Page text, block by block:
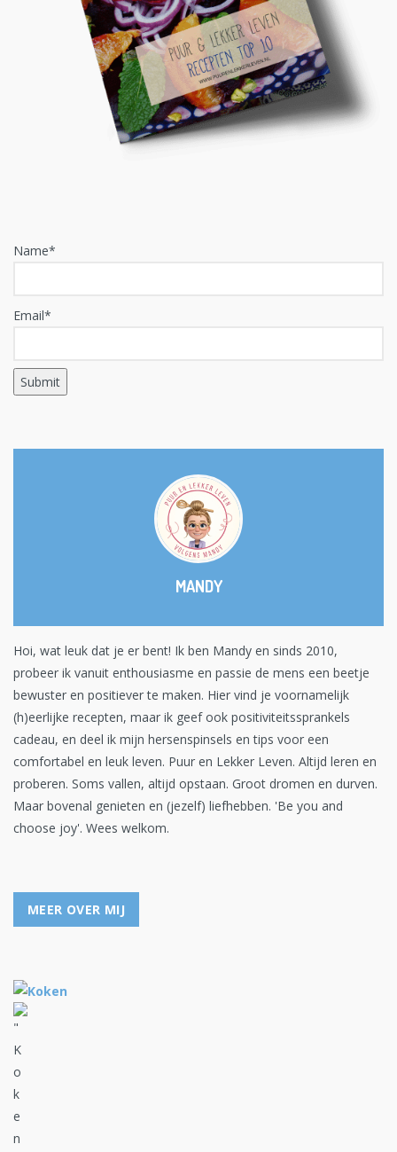
Name*
Email*
MANDY
Hoi, wat leuk dat je er bent! Ik ben Mandy en sinds 2010,
probeer ik vanuit enthousiasme en passie de mens een beetje
bewuster en positiever te maken. Hier vind je voornamelijk
(h)eerlijke recepten, maar ik geef ook positiviteitssprankels
cadeau, en deel ik mijn hersenspinsels en tips voor een
comfortabel en leuk leven. Puur en Lekker Leven. Altijd leren en
proberen. Soms vallen, altijd opstaan. Groot dromen en durven.
Maar bovenal genieten en (jezelf) liefhebben. 'Be you and
choose joy'. Wees welkom.
MEER OVER MIJ